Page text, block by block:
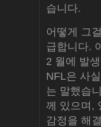
습니다.
어떻게 그
급합니다.
2 월에 발
NFL은 사
는 말했습
께 있으며,
감정을 해